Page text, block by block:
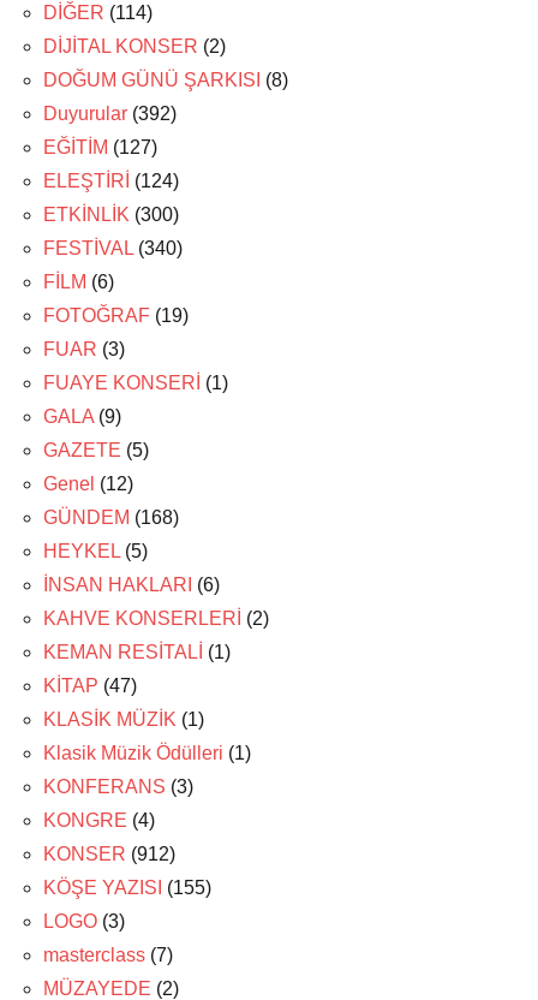
DİĞER (114)
DİJİTAL KONSER (2)
DOĞUM GÜNÜ ŞARKISI (8)
Duyurular (392)
EĞİTİM (127)
ELEŞTİRİ (124)
ETKİNLİK (300)
FESTİVAL (340)
FİLM (6)
FOTOĞRAF (19)
FUAR (3)
FUAYE KONSERİ (1)
GALA (9)
GAZETE (5)
Genel (12)
GÜNDEM (168)
HEYKEL (5)
İNSAN HAKLARI (6)
KAHVE KONSERLERİ (2)
KEMAN RESİTALİ (1)
KİTAP (47)
KLASİK MÜZİK (1)
Klasik Müzik Ödülleri (1)
KONFERANS (3)
KONGRE (4)
KONSER (912)
KÖŞE YAZISI (155)
LOGO (3)
masterclass (7)
MÜZAYEDE (2)